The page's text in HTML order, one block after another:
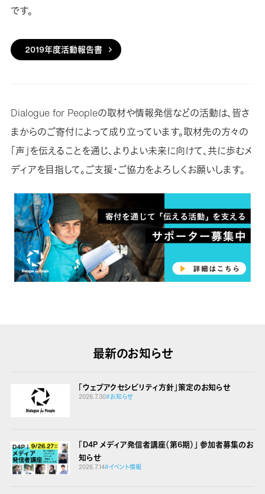
です。
2019年度活動報告書
Dialogue for Peopleの取材や情報発信などの活動は、皆さ
まからのご寄付によって成り立っています。取材先の方々の
「声」を伝えることを通じ、よりよい未来に向けて、共に歩むメ
ディアを目指して。ご支援・ご協力をよろしくお願いします。
最新のお知らせ
「ウェブアクセシビリティ方針」策定のお知らせ
2026.7.30#お知らせ
「D4P メディア発信者講座（第6期）」 参加者募集のお
知らせ
2026.7.14#イベント情報